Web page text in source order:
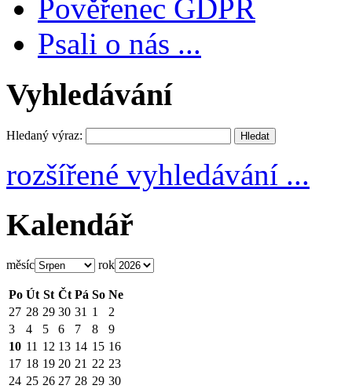
Pověřenec GDPR
Psali o nás ...
Vyhledávání
Hledaný výraz:
rozšířené vyhledávání ...
Kalendář
měsíc rok
Po Út St Čt Pá So Ne
27 28 29 30 31 1
2
3
4 5 6 7 8
9
10 11 12 13 14 15 16
17 18 19 20 21 22 23
24 25 26 27 28 29 30